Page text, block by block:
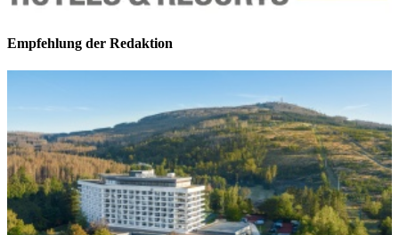
Empfehlung der Redaktion